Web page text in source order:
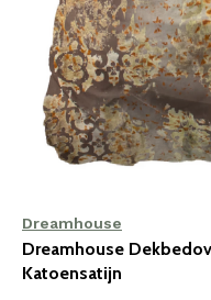
Dreamhouse
Dreamhouse
Katoensatijn